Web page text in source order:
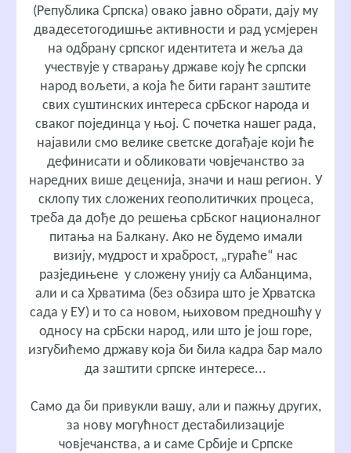
(Република Српска) овако јавно обрати, дају му
двадесетогодишње активности и рад усмјерен
на одбрану српског идентитета и жеља да
учествује у стварању државе коју ће српски
народ вољети, а која ће бити гарант заштите
свих суштинских интереса срБског народа и
сваког појединца у њој. С почетка нашег рада,
најавили смо велике светске догађаје који ће
дефинисати и обликовати човјечанство за
наредних више деценија, значи и наш регион. У
склопу тих сложених геополитичких процеса,
треба да дође до решења срБског националног
питања на Балкану. Ако не будемо имали
визију, мудрост и храброст, „гураће“ нас
разједињене у сложену унију са Албанцима,
али и са Хрватима (без обзира што је Хрватска
сада у ЕУ) и то са новом, њиховом предношћу у
односу на срБски народ, или што је још горе,
изгубићемо државу која би била кадра бар мало
да заштити српске интересе...
Само да би привукли вашу, али и пажњу других,
за нову могућност дестабилизације
човјечанства, а и саме Србије и Српске